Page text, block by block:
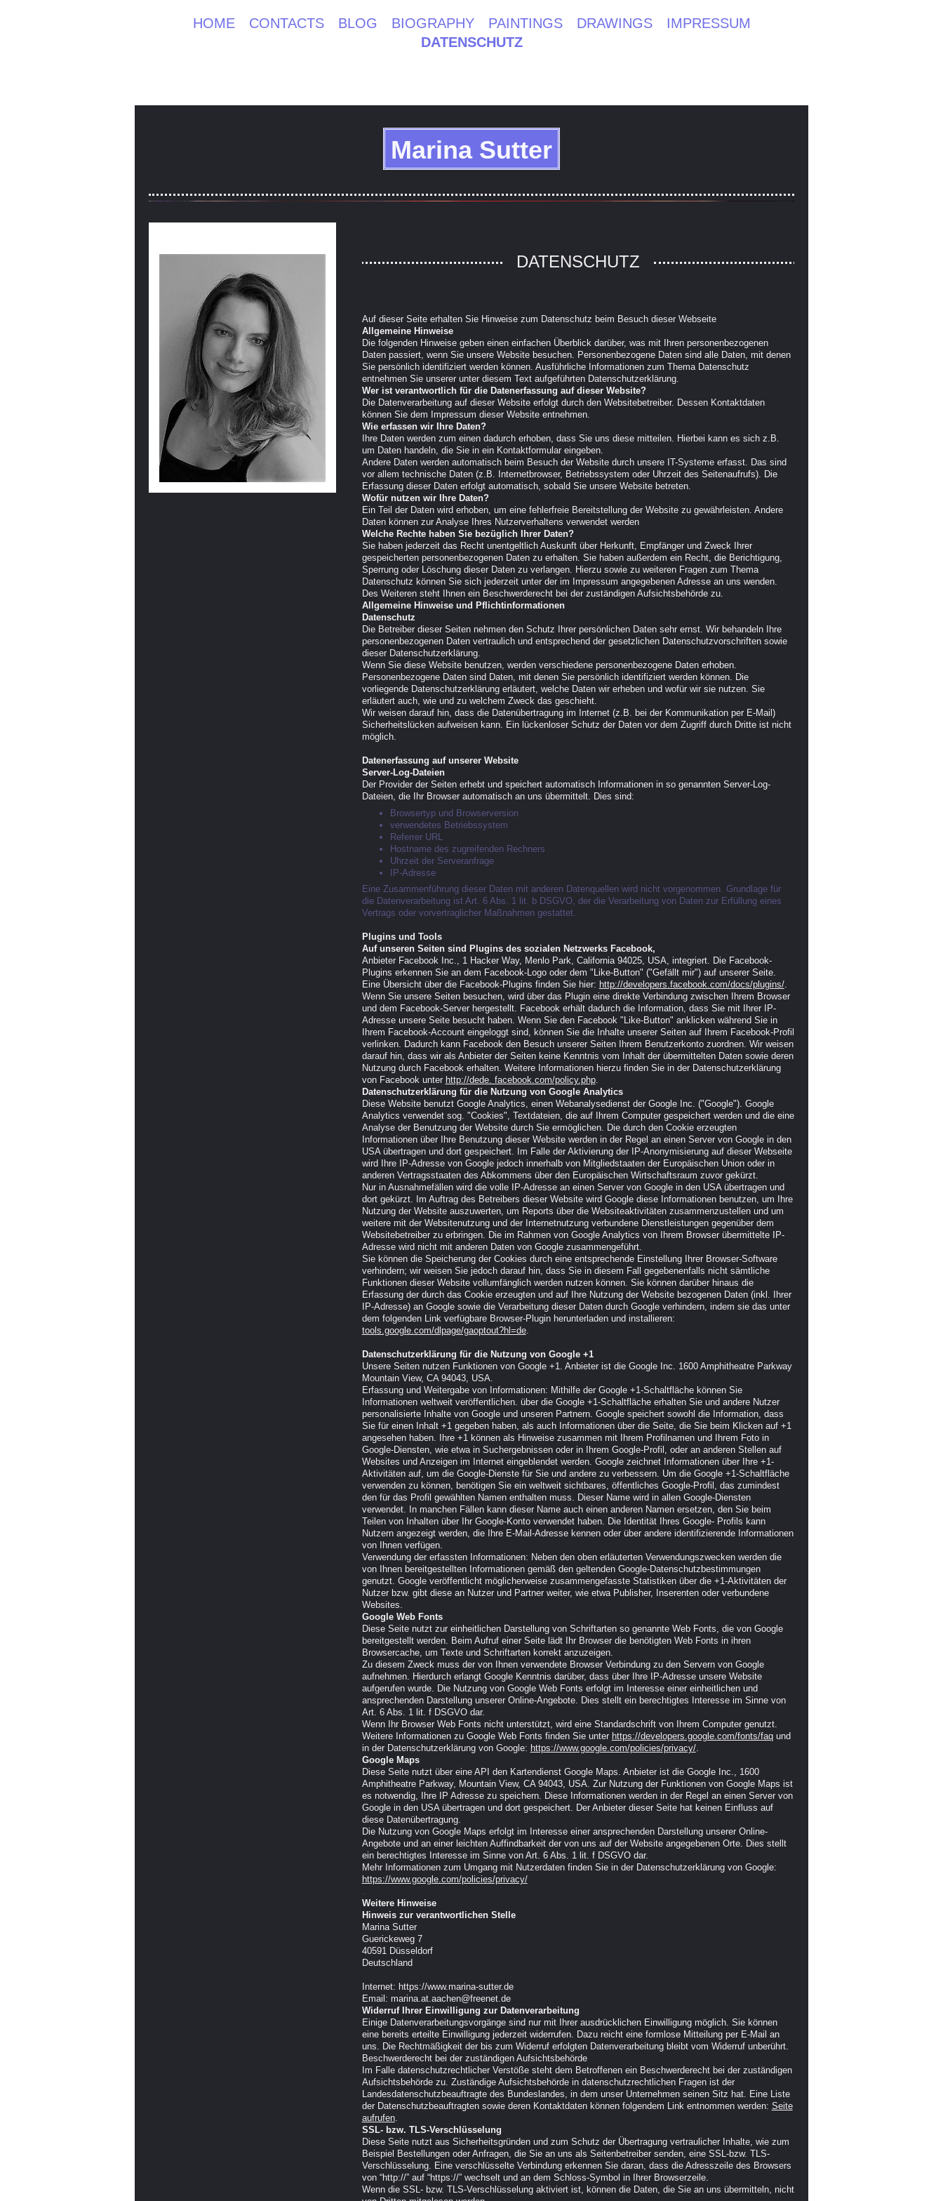
HOME CONTACTS BLOG BIOGRAPHY PAINTINGS DRAWINGS
IMPRESSUM
DATENSCHUTZ
Marina Sutter
DATENSCHUTZ
Auf dieser Seite erhalten Sie Hinweise zum Datenschutz beim Besuch dieser Webseite
Allgemeine Hinweise
Die folgenden Hinweise geben einen einfachen Überblick darüber, was mit Ihren personenbezogenen
Daten passiert, wenn Sie unsere Website besuchen. Personenbezogene Daten sind alle Daten, mit denen
Sie persönlich identifiziert werden können. Ausführliche Informationen zum Thema Datenschutz
entnehmen Sie unserer unter diesem Text aufgeführten Datenschutzerklärung.
Wer ist verantwortlich für die Datenerfassung auf dieser Website?
Die Datenverarbeitung auf dieser Website erfolgt durch den Websitebetreiber. Dessen Kontaktdaten
können Sie dem Impressum dieser Website entnehmen.
Wie erfassen wir Ihre Daten?
Ihre Daten werden zum einen dadurch erhoben, dass Sie uns diese mitteilen. Hierbei kann es sich z.B.
um Daten handeln, die Sie in ein Kontaktformular eingeben.
Andere Daten werden automatisch beim Besuch der Website durch unsere IT-Systeme erfasst. Das sind
vor allem technische Daten (z.B. Internetbrowser, Betriebssystem oder Uhrzeit des Seitenaufrufs). Die
Erfassung dieser Daten erfolgt automatisch, sobald Sie unsere Website betreten.
Wofür nutzen wir Ihre Daten?
Ein Teil der Daten wird erhoben, um eine fehlerfreie Bereitstellung der Website zu gewährleisten. Andere
Daten können zur Analyse Ihres Nutzerverhaltens verwendet werden
Welche Rechte haben Sie bezüglich Ihrer Daten?
Sie haben jederzeit das Recht unentgeltlich Auskunft über Herkunft, Empfänger und Zweck Ihrer
gespeicherten personenbezogenen Daten zu erhalten. Sie haben außerdem ein Recht, die Berichtigung,
Sperrung oder Löschung dieser Daten zu verlangen. Hierzu sowie zu weiteren Fragen zum Thema
Datenschutz können Sie sich jederzeit unter der im Impressum angegebenen Adresse an uns wenden.
Des Weiteren steht Ihnen ein Beschwerderecht bei der zuständigen Aufsichtsbehörde zu.
Allgemeine Hinweise und Pflichtinformationen
Datenschutz
Die Betreiber dieser Seiten nehmen den Schutz Ihrer persönlichen Daten sehr ernst. Wir behandeln Ihre
personenbezogenen Daten vertraulich und entsprechend der gesetzlichen Datenschutzvorschriften sowie
dieser Datenschutzerklärung.
Wenn Sie diese Website benutzen, werden verschiedene personenbezogene Daten erhoben.
Personenbezogene Daten sind Daten, mit denen Sie persönlich identifiziert werden können. Die
vorliegende Datenschutzerklärung erläutert, welche Daten wir erheben und wofür wir sie nutzen. Sie
erläutert auch, wie und zu welchem Zweck das geschieht.
Wir weisen darauf hin, dass die Datenübertragung im Internet (z.B. bei der Kommunikation per E-Mail)
Sicherheitslücken aufweisen kann. Ein lückenloser Schutz der Daten vor dem Zugriff durch Dritte ist nicht
möglich.
Datenerfassung auf unserer Website
Server-Log-Dateien
Der Provider der Seiten erhebt und speichert automatisch Informationen in so genannten Server-Log-
Dateien, die Ihr Browser automatisch an uns übermittelt. Dies sind:
Browsertyp und Browserversion
verwendetes Betriebssystem
Referrer URL
Hostname des zugreifenden Rechners
Uhrzeit der Serveranfrage
IP-Adresse
Eine Zusammenführung dieser Daten mit anderen Datenquellen wird nicht vorgenommen. Grundlage für
die Datenverarbeitung ist Art. 6 Abs. 1 lit. b DSGVO, der die Verarbeitung von Daten zur Erfüllung eines
Vertrags oder vorvertraglicher Maßnahmen gestattet.
Plugins und Tools
Auf unseren Seiten sind Plugins des sozialen Netzwerks Facebook,
Anbieter Facebook Inc., 1 Hacker Way, Menlo Park, California 94025, USA, integriert. Die Facebook-
Plugins erkennen Sie an dem Facebook-Logo oder dem "Like-Button" ("Gefällt mir") auf unserer Seite.
Eine Übersicht über die Facebook-Plugins finden Sie hier: http://developers.facebook.com/docs/plugins/.
Wenn Sie unsere Seiten besuchen, wird über das Plugin eine direkte Verbindung zwischen Ihrem Browser
und dem Facebook-Server hergestellt. Facebook erhält dadurch die Information, dass Sie mit Ihrer IP-
Adresse unsere Seite besucht haben. Wenn Sie den Facebook "Like-Button" anklicken während Sie in
Ihrem Facebook-Account eingeloggt sind, können Sie die Inhalte unserer Seiten auf Ihrem Facebook-Profil
verlinken. Dadurch kann Facebook den Besuch unserer Seiten Ihrem Benutzerkonto zuordnen. Wir weisen
darauf hin, dass wir als Anbieter der Seiten keine Kenntnis vom Inhalt der übermittelten Daten sowie deren
Nutzung durch Facebook erhalten. Weitere Informationen hierzu finden Sie in der Datenschutzerklärung
von Facebook unter http://dede. facebook.com/policy.php.
Datenschutzerklärung für die Nutzung von Google Analytics
Diese Website benutzt Google Analytics, einen Webanalysedienst der Google Inc. ("Google"). Google
Analytics verwendet sog. "Cookies", Textdateien, die auf Ihrem Computer gespeichert werden und die eine
Analyse der Benutzung der Website durch Sie ermöglichen. Die durch den Cookie erzeugten
Informationen über Ihre Benutzung dieser Website werden in der Regel an einen Server von Google in den
USA übertragen und dort gespeichert. Im Falle der Aktivierung der IP-Anonymisierung auf dieser Webseite
wird Ihre IP-Adresse von Google jedoch innerhalb von Mitgliedstaaten der Europäischen Union oder in
anderen Vertragsstaaten des Abkommens über den Europäischen Wirtschaftsraum zuvor gekürzt.
Nur in Ausnahmefällen wird die volle IP-Adresse an einen Server von Google in den USA übertragen und
dort gekürzt. Im Auftrag des Betreibers dieser Website wird Google diese Informationen benutzen, um Ihre
Nutzung der Website auszuwerten, um Reports über die Websiteaktivitäten zusammenzustellen und um
weitere mit der Websitenutzung und der Internetnutzung verbundene Dienstleistungen gegenüber dem
Websitebetreiber zu erbringen. Die im Rahmen von Google Analytics von Ihrem Browser übermittelte IP-
Adresse wird nicht mit anderen Daten von Google zusammengeführt.
Sie können die Speicherung der Cookies durch eine entsprechende Einstellung Ihrer Browser-Software
verhindern; wir weisen Sie jedoch darauf hin, dass Sie in diesem Fall gegebenenfalls nicht sämtliche
Funktionen dieser Website vollumfänglich werden nutzen können. Sie können darüber hinaus die
Erfassung der durch das Cookie erzeugten und auf Ihre Nutzung der Website bezogenen Daten (inkl. Ihrer
IP-Adresse) an Google sowie die Verarbeitung dieser Daten durch Google verhindern, indem sie das unter
dem folgenden Link verfügbare Browser-Plugin herunterladen und installieren:
tools.google.com/dlpage/gaoptout?hl=de.
Datenschutzerklärung für die Nutzung von Google +1
Unsere Seiten nutzen Funktionen von Google +1. Anbieter ist die Google Inc. 1600 Amphitheatre Parkway
Mountain View, CA 94043, USA.
Erfassung und Weitergabe von Informationen: Mithilfe der Google +1-Schaltfläche können Sie
Informationen weltweit veröffentlichen. über die Google +1-Schaltfläche erhalten Sie und andere Nutzer
personalisierte Inhalte von Google und unseren Partnern. Google speichert sowohl die Information, dass
Sie für einen Inhalt +1 gegeben haben, als auch Informationen über die Seite, die Sie beim Klicken auf +1
angesehen haben. Ihre +1 können als Hinweise zusammen mit Ihrem Profilnamen und Ihrem Foto in
Google-Diensten, wie etwa in Suchergebnissen oder in Ihrem Google-Profil, oder an anderen Stellen auf
Websites und Anzeigen im Internet eingeblendet werden. Google zeichnet Informationen über Ihre +1-
Aktivitäten auf, um die Google-Dienste für Sie und andere zu verbessern. Um die Google +1-Schaltfläche
verwenden zu können, benötigen Sie ein weltweit sichtbares, öffentliches Google-Profil, das zumindest
den für das Profil gewählten Namen enthalten muss. Dieser Name wird in allen Google-Diensten
verwendet. In manchen Fällen kann dieser Name auch einen anderen Namen ersetzen, den Sie beim
Teilen von Inhalten über Ihr Google-Konto verwendet haben. Die Identität Ihres Google- Profils kann
Nutzern angezeigt werden, die Ihre E-Mail-Adresse kennen oder über andere identifizierende Informationen
von Ihnen verfügen.
Verwendung der erfassten Informationen: Neben den oben erläuterten Verwendungszwecken werden die
von Ihnen bereitgestellten Informationen gemäß den geltenden Google-Datenschutzbestimmungen
genutzt. Google veröffentlicht möglicherweise zusammengefasste Statistiken über die +1-Aktivitäten der
Nutzer bzw. gibt diese an Nutzer und Partner weiter, wie etwa Publisher, Inserenten oder verbundene
Websites.
Google Web Fonts
Diese Seite nutzt zur einheitlichen Darstellung von Schriftarten so genannte Web Fonts, die von Google
bereitgestellt werden. Beim Aufruf einer Seite lädt Ihr Browser die benötigten Web Fonts in ihren
Browsercache, um Texte und Schriftarten korrekt anzuzeigen.
Zu diesem Zweck muss der von Ihnen verwendete Browser Verbindung zu den Servern von Google
aufnehmen. Hierdurch erlangt Google Kenntnis darüber, dass über Ihre IP-Adresse unsere Website
aufgerufen wurde. Die Nutzung von Google Web Fonts erfolgt im Interesse einer einheitlichen und
ansprechenden Darstellung unserer Online-Angebote. Dies stellt ein berechtigtes Interesse im Sinne von
Art. 6 Abs. 1 lit. f DSGVO dar.
Wenn Ihr Browser Web Fonts nicht unterstützt, wird eine Standardschrift von Ihrem Computer genutzt.
Weitere Informationen zu Google Web Fonts finden Sie unter https://developers.google.com/fonts/faqund
in der Datenschutzerklärung von Google: https://www.google.com/policies/privacy/.
Google Maps
Diese Seite nutzt über eine API den Kartendienst Google Maps. Anbieter ist die Google Inc., 1600
Amphitheatre Parkway, Mountain View, CA 94043, USA. Zur Nutzung der Funktionen von Google Maps ist
es notwendig, Ihre IP Adresse zu speichern. Diese Informationen werden in der Regel an einen Server von
Google in den USA übertragen und dort gespeichert. Der Anbieter dieser Seite hat keinen Einfluss auf
diese Datenübertragung.
Die Nutzung von Google Maps erfolgt im Interesse einer ansprechenden Darstellung unserer Online-
Angebote und an einer leichten Auffindbarkeit der von uns auf der Website angegebenen Orte. Dies stellt
ein berechtigtes Interesse im Sinne von Art. 6 Abs. 1 lit. f DSGVO dar.
Mehr Informationen zum Umgang mit Nutzerdaten finden Sie in der Datenschutzerklärung von Google:
https://www.google.com/policies/privacy/
.
Weitere Hinweise
Hinweis zur verantwortlichen Stelle
Marina Sutter
Guerickeweg 7
40591 Düsseldorf
Deutschland
Internet: https://www.marina-sutter.de
Email: marina.at.aachen@freenet.de
Widerruf Ihrer Einwilligung zur Datenverarbeitung
Einige Datenverarbeitungsvorgänge sind nur mit Ihrer ausdrücklichen Einwilligung möglich. Sie können
eine bereits erteilte Einwilligung jederzeit widerrufen. Dazu reicht eine formlose Mitteilung per E-Mail an
uns. Die Rechtmäßigkeit der bis zum Widerruf erfolgten Datenverarbeitung bleibt vom Widerruf unberührt.
Beschwerderecht bei der zuständigen Aufsichtsbehörde
Im Falle datenschutzrechtlicher Verstöße steht dem Betroffenen ein Beschwerderecht bei der zuständigen
Aufsichtsbehörde zu. Zuständige Aufsichtsbehörde in datenschutzrechtlichen Fragen ist der
Landesdatenschutzbeauftragte des Bundeslandes, in dem unser Unternehmen seinen Sitz hat. Eine Liste
der Datenschutzbeauftragten sowie deren Kontaktdaten können folgendem Link entnommen werden: Seite
aufrufen.
SSL- bzw. TLS-Verschlüsselung
Diese Seite nutzt aus Sicherheitsgründen und zum Schutz der Übertragung vertraulicher Inhalte, wie zum
Beispiel Bestellungen oder Anfragen, die Sie an uns als Seitenbetreiber senden, eine SSL-bzw. TLS-
Verschlüsselung. Eine verschlüsselte Verbindung erkennen Sie daran, dass die Adresszeile des Browsers
von “http://” auf “https://” wechselt und an dem Schloss-Symbol in Ihrer Browserzeile.
Wenn die SSL- bzw. TLS-Verschlüsselung aktiviert ist, können die Daten, die Sie an uns übermitteln, nicht